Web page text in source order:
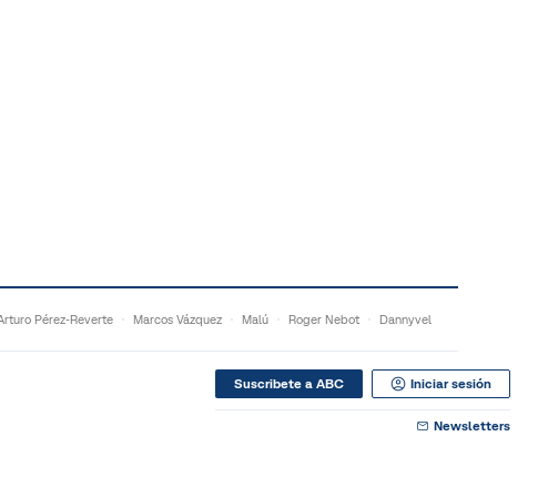
Pérez-Reverte Marcos Vázquez Malú Roger Nebot Dannyvel
Suscribete a ABC Iniciar sesión
Newsletters